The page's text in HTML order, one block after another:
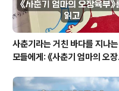
사춘기라는 거친 바다를 지나
모들에게: 《사춘기 엄마의 오장